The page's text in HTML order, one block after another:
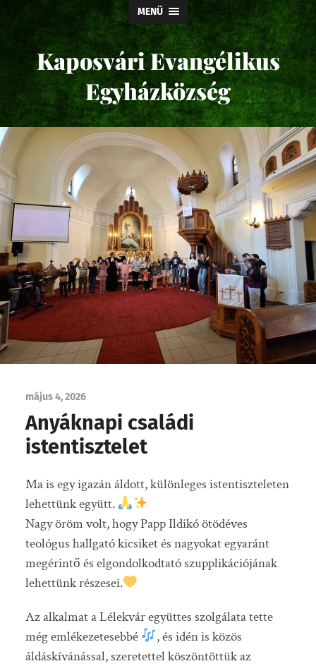
MENÜ
Kaposvári Evangélikus
Egyházközség
május 4, 2026
Anyáknapi családi
istentisztelet
Ma is egy igazán áldott, különleges istentiszteleten
lehettünk együtt.
Nagy öröm volt, hogy Papp Ildikó ötödéves
teológus hallgató kicsiket és nagyokat egyaránt
megérintő és elgondolkodtató szupplikációjának
lehettünk részesei.
Az alkalmat a Lélekvár együttes szolgálata tette
még emlékezetesebbé
, és idén is közös
áldáskívánással, szeretettel köszöntöttük az